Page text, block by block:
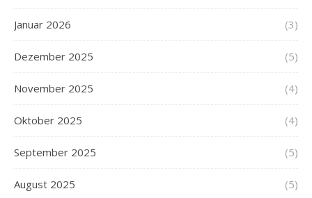
Januar 2026 (3)
Dezember 2025 (5)
November 2025 (4)
Oktober 2025 (4)
September 2025 (5)
August 2025 (5)